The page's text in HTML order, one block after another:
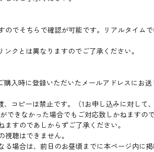
でそちらで確認が可能です。リアルタイム
クとは異なりますのでご了承ください。
入時に登録いただいたメールアドレスにお
コピーは禁止です。（1お申し込みに対して
きなかった場合でもご対応致しかねますの
すのであしからずご了承ください。
聴はできません。
場合は、前日のお昼頃までに本ページ内に